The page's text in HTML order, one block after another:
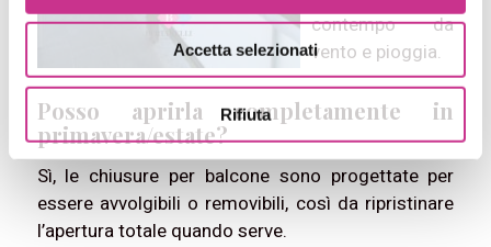
Accetta selezionati
Rifiuta
contempo da
vento e pioggia.
Posso aprirla completamente in
primavera/estate?
Sì, le chiusure per balcone sono progettate per
essere avvolgibili o removibili, così da ripristinare
l’apertura totale quando serve.